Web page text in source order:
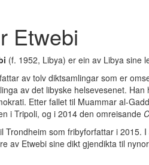
Etwebi
(f. 1952, Libya) er ein av Libya sine
av tolv diktsamlingar som er
av det libyske helsevesenet.
Etter fallet til Muammar al-
i Tripoli, og i 2014 den omreisande
Trondheim som fribyforfattar i 2015.
av Etwebi sine dikt gjendikta til